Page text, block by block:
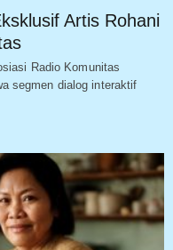
Artis Rohani
Radio Komunitas
segmen dialog interaktif